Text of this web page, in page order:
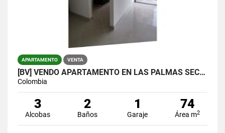
APARTAMENTO VENTA
[BV] VENDO APARTAMENTO EN LAS PALMAS SECTOR LOMA DEL INDIO
Colombia
3
Alcobas
2
Baños
1
Garaje
74
Área m2